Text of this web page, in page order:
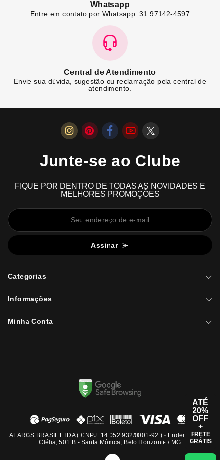
Whatsapp
Entre em contato por Whatsapp: 31 97142-4597
Central de Atendimento
Envie sua dúvida, sugestão ou reclamação pela central de
atendimento.
Junte-se ao Clube
FIQUE POR DENTRO DE TODAS AS NOVIDADES E
MELHORES PROMOÇÕES
Assinar
Categorias
Informações
Minha Conta
ALARGS BRASIL LTDA ( CNPJ: 14.052.932/0001-92 ) - Endereço: Rua
Clélia, 501 B - Santa Mônica, Belo Horizonte / MG
ATÉ
20%
OFF
+
FRETE
GRÁTIS